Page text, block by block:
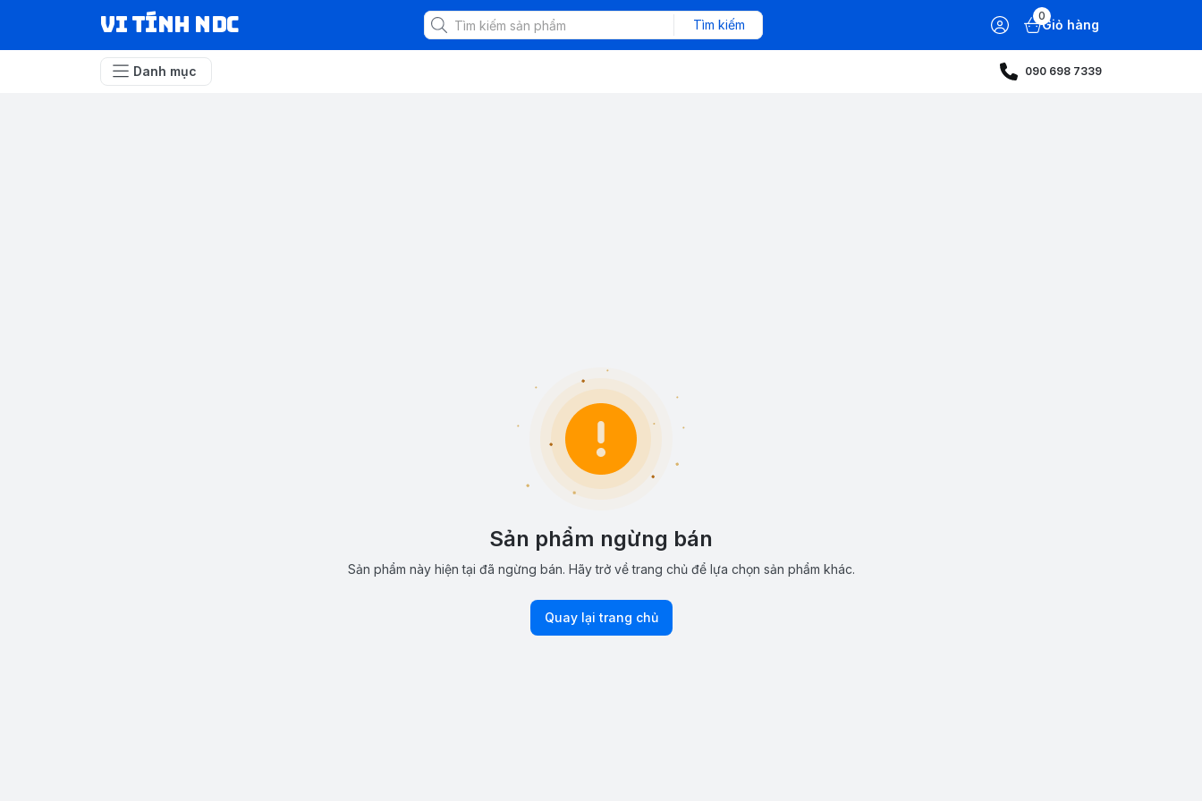
VI TÍNH NDC Tìm kiếm
0
Giỏ hàng
Danh mục 090 698 7339
Sản phẩm ngừng bán
Sản phẩm này hiện tại đã ngừng bán. Hãy trở về trang chủ để lựa chọn sản phẩm khác.
Quay lại trang chủ